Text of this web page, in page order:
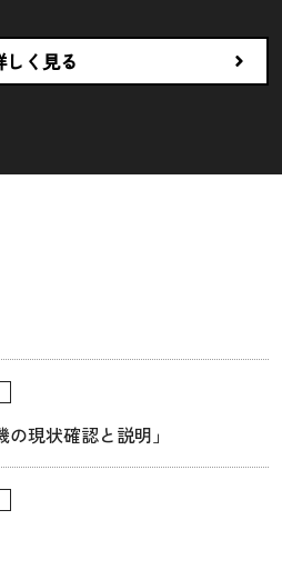
しく見る
現状確認と説明」